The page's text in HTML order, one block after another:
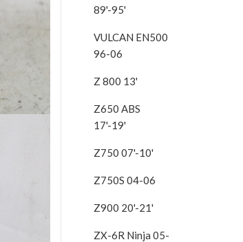
89'-95'
VULCAN EN500
96-06
Z 800 13'
Z650 ABS
17'-19'
Z750 07'-10'
Z750S 04-06
Z900 20'-21'
ZX-6R Ninja 05-